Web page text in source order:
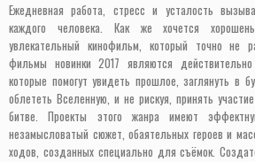
Ежедневная работа, стресс и усталость
каждого человека. Как же хочется
увлекательный кинофильм, который точно не
фильмы новинки 2017 являются
которые помогут увидеть прошлое, заглянуть в
облететь Вселенную, и не рискуя, принять
битве. Проекты этого жанра имеют
незамысловатый сюжет, обаятельных героев и
ходов, созданных специально для съёмок.